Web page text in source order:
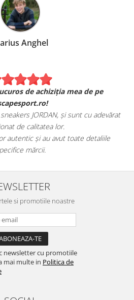
Anghel
de achiziția mea de pe
JORDAN, și sunt cu adevărat
de calitatea lor.
autentic și au avut toate detaliile
mărcii.
si promotiile noastre
newsletter cu promotiile
mai multe in Politica de